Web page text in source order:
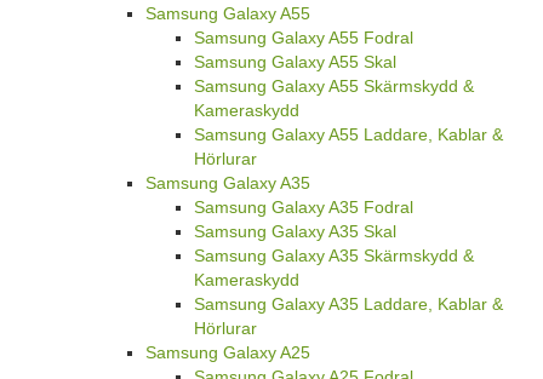
Samsung Galaxy A55
Samsung Galaxy A55 Fodral
Samsung Galaxy A55 Skal
Samsung Galaxy A55 Skärmskydd &
Kameraskydd
Samsung Galaxy A55 Laddare, Kablar &
Hörlurar
Samsung Galaxy A35
Samsung Galaxy A35 Fodral
Samsung Galaxy A35 Skal
Samsung Galaxy A35 Skärmskydd &
Kameraskydd
Samsung Galaxy A35 Laddare, Kablar &
Hörlurar
Samsung Galaxy A25